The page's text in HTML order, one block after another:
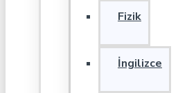
Fizik
İngilizce